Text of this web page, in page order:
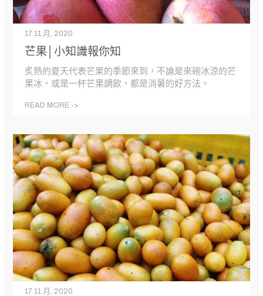
芒果│小知識報你知
17 11 月, 2020
炙熱的夏天代表芒果的季節來到，不論是來碗冰涼的芒
果冰，或是一杯芒果調飲，都是消暑的好方法。
READ MORE ->
17 11 月, 2020